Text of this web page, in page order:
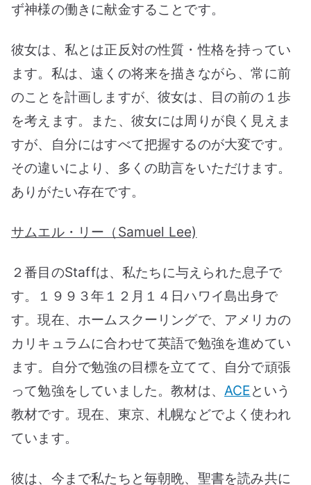
ず神様の働きに献金することです。
彼女は、私とは正反対の性質・性格を持ってい
ます。私は、遠くの将来を描きながら、常に前
のことを計画しますが、彼女は、目の前の１歩
を考えます。また、彼女には周りが良く見えま
すが、自分にはすべて把握するのが大変です。
その違いにより、多くの助言をいただけます。
ありがたい存在です。
サムエル・リー（Samuel Lee)
２番目のStaffは、私たちに与えられた息子で
す。１９９３年１２月１４日ハワイ島出身で
す。現在、ホームスクーリングで、アメリカの
カリキュラムに合わせて英語で勉強を進めてい
ます。自分で勉強の目標を立てて、自分で頑張
って勉強をしていました。教材は、ACEという
教材です。現在、東京、札幌などでよく使われ
ています。
彼は、今まで私たちと毎朝晩、聖書を読み共に